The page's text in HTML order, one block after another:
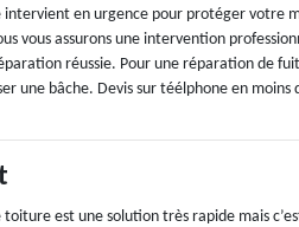
en urgence pour protéger votre
vous assurons une intervention
réussie. Pour une réparation de
une bâche. Devis sur téélphone en moins
toiture est une solution très rapide mais